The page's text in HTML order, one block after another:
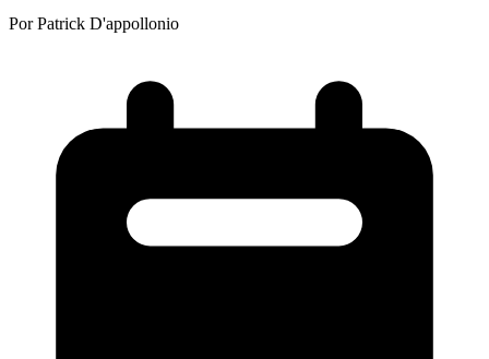
Por Patrick D'appollonio